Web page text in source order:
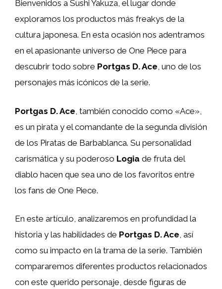
Bienvenidos a Sushi Yakuza, el lugar donde
exploramos los productos más freakys de la
cultura japonesa. En esta ocasión nos adentramos
en el apasionante universo de One Piece para
descubrir todo sobre Portgas D. Ace, uno de los
personajes más icónicos de la serie.
Portgas D. Ace , también conocido como «Ace»,
es un pirata y el comandante de la segunda división
de los Piratas de Barbablanca. Su personalidad
carismática y su poderoso Logia de fruta del
diablo hacen que sea uno de los favoritos entre
los fans de One Piece.
En este artículo, analizaremos en profundidad la
historia y las habilidades de Portgas D. Ace, así
como su impacto en la trama de la serie. También
compararemos diferentes productos relacionados
con este querido personaje, desde figuras de